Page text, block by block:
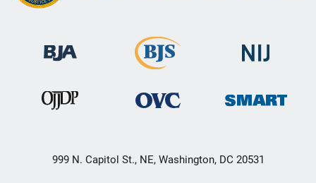
999 N. Capitol St., NE, Washington, DC 20531